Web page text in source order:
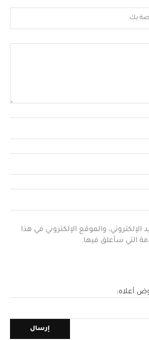
الإلكتروني، والموقع الإلكتروني في هذا
التي سأعلق فيها.
أعلاه: